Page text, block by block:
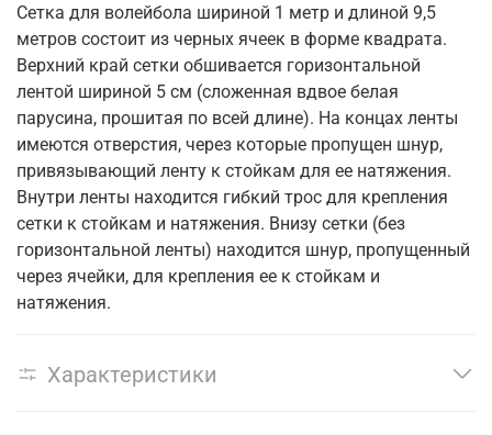
Сетка для волейбола шириной 1 метр и длиной 9,5
метров состоит из черных ячеек в форме квадрата.
Верхний край сетки обшивается горизонтальной
лентой шириной 5 см (сложенная вдвое белая
парусина, прошитая по всей длине). На концах ленты
имеются отверстия, через которые пропущен шнур,
привязывающий ленту к стойкам для ее натяжения.
Внутри ленты находится гибкий трос для крепления
сетки к стойкам и натяжения. Внизу сетки (без
горизонтальной ленты) находится шнур, пропущенный
через ячейки, для крепления ее к стойкам и
натяжения.
Характеристики